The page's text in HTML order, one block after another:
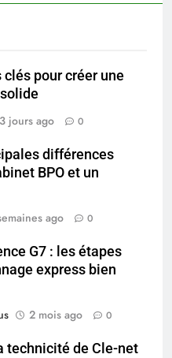
clés pour créer une
3 jours ago 0
différences
BPO et un
ago 0
G7 : les étapes
express bien
2 mois ago 0
technicité de Cle-net
révélés pour une
grâce à The
aménagement et
à La Rochelle : où
à un tarif juste ?